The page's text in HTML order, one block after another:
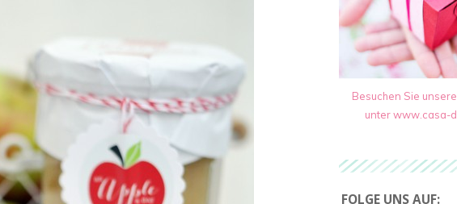
Besuchen Sie
unter www.casa-
FOLGE UNS AUF: